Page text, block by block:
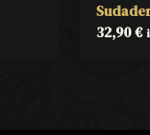
32,90€